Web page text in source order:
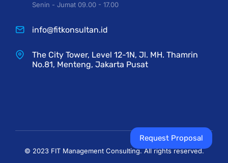
Senin - Jumat 09.00 - 17.00
info@fitkonsultan.id
The City Tower, Level 12-1N, Jl. MH. Thamrin
No.81, Menteng, Jakarta Pusat
Request Proposal
© 2023 FIT Management Consulting. All rights reserved.